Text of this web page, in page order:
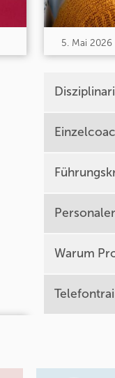
5. Mai 2026
Warum